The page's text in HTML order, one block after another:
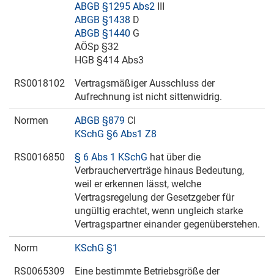
ABGB §1295 Abs2 III
ABGB §1438 D
ABGB §1440 G
AÖSp §32
HGB §414 Abs3
RS0018102
Vertragsmäßiger Ausschluss der
Aufrechnung ist nicht sittenwidrig.
Normen ABGB §879 CI
KSchG §6 Abs1 Z8
RS0016850
§ 6 Abs 1 KSchG hat über die
Verbraucherverträge hinaus Bedeutung,
weil er erkennen lässt, welche
Vertragsregelung der Gesetzgeber für
ungültig erachtet, wenn ungleich starke
Vertragspartner einander gegenüberstehen.
Norm
KSchG §1
RS0065309
Eine bestimmte Betriebsgröße der